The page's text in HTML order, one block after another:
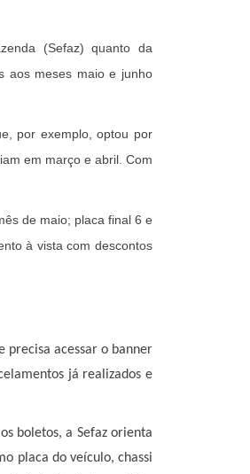
(Sefaz) quanto da
aos meses maio e junho
por exemplo, optou por
em março e abril. Com
de maio; placa final 6 e
à vista com descontos
precisa acessar o banner
já realizados e
boletos, a Sefaz orienta
placa do veículo, chassi